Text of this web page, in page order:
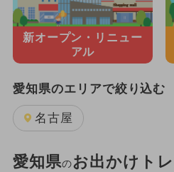
新オープン・ リニュー
アル
愛知県のエリアで絞り込む
名古屋
愛知県のお出かけト